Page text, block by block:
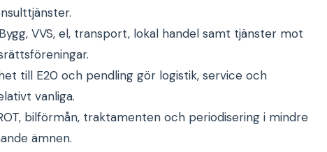
VVS, el, transport, lokal handel samt tjänster mot
till E20 och pendling gör logistik, service och
vanliga.
bilförmån, traktamenten och periodisering i mindre
ämnen.